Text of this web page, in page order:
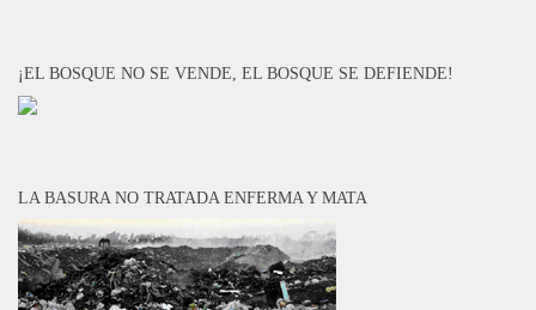
¡EL BOSQUE NO SE VENDE, EL BOSQUE SE DEFIENDE!
LA BASURA NO TRATADA ENFERMA Y MATA